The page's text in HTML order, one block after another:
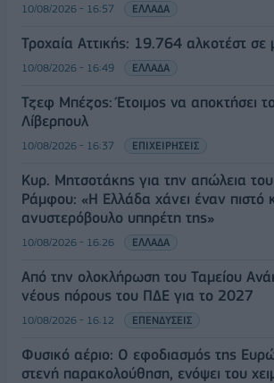
10/08/2026 - 16:57 ΕΛΛΑΔΑ
Τροχαία Αττικής: 19.764 αλκοτέστ σε
10/08/2026 - 16:49 ΕΛΛΑΔΑ
Τζεφ Μπέζος: Έτοιμος να αποκτήσει
Λίβερπουλ
10/08/2026 - 16:37 ΕΠΙΧΕΙΡΗΣΕΙΣ
Κυρ. Μητσοτάκης για την απώλεια του
Ράμφου: «Η Ελλάδα χάνει έναν πιστό
ανυστερόβουλο υπηρέτη της»
10/08/2026 - 16:26 ΕΛΛΑΔΑ
Από την ολοκλήρωση του Ταμείου
νέους πόρους του ΠΔΕ για το 2027
10/08/2026 - 16:12 ΕΠΕΝΔΥΣΕΙΣ
Φυσικό αέριο: Ο εφοδιασμός της
στενή παρακολούθηση, ενόψει του